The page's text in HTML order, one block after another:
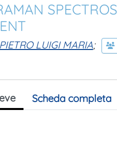
LUIGI MARIA;
Scheda completa